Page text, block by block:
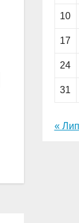
10
17
24
31
« Лип